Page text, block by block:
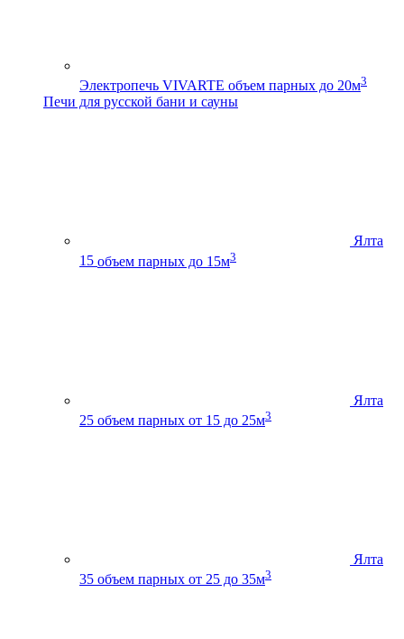
Электропечь VIVARTE объем парных до 20м3
Печи для русской бани и сауны
Ялта
15 объем парных до 15м3
Ялта
25 объем парных от 15 до 25м3
Ялта
35 объем парных от 25 до 35м3